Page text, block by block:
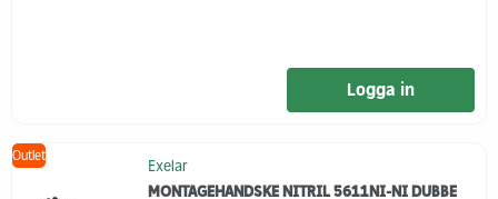
Logga in
Outlet
Exelar
MONTAGEHANDSKE NITRIL 5611NI-NI DUBBE